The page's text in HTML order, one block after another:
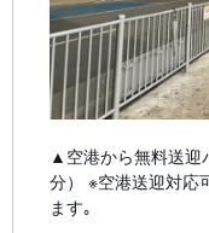
▲空港から無料送迎
分） ※空港送迎対応
ます｡